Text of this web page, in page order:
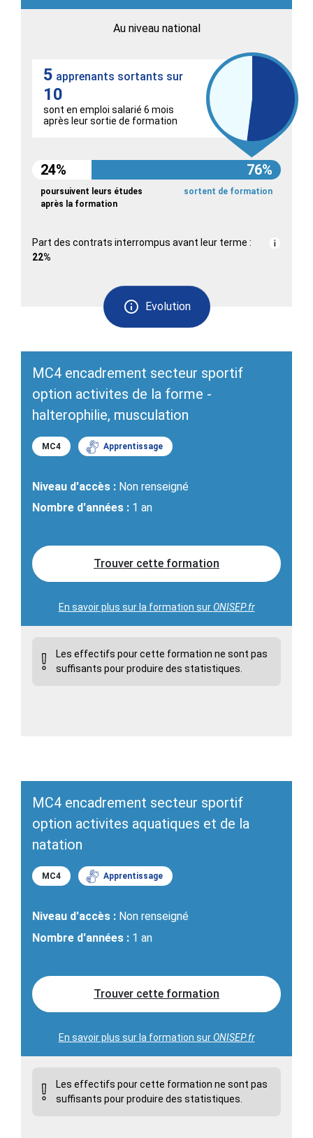
Au niveau national
Evolution
5 apprenants sortants sur
10
sont en emploi salarié 6 mois
après leur sortie de formation
24% 76%
poursuivent leurs études
après la formation
sortent de formation
Part des contrats interrompus avant leur terme :
22%
MC4 encadrement secteur sportif
option activites de la forme -
halterophilie, musculation
MC4 Apprentissage
Niveau d'accès : Non renseigné
Nombre d'années : 1 an
Trouver cette formation
En savoir plus sur la formation surONISEP.fr
Les effectifs pour cette formation ne sont pas
suffisants pour produire des statistiques.
MC4 encadrement secteur sportif
option activites aquatiques et de la
natation
MC4 Apprentissage
Niveau d'accès : Non renseigné
Nombre d'années : 1 an
Trouver cette formation
En savoir plus sur la formation surONISEP.fr
Les effectifs pour cette formation ne sont pas
suffisants pour produire des statistiques.